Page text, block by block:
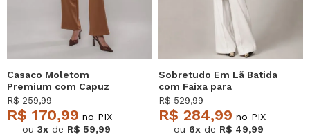
Casaco Moletom
Premium com Capuz
Caramelo Salvatore
R$ 259,99
R$ 170,99 no PIX
ou 3x de R$ 59,99
Sobretudo Em Lã Batida
com Faixa para
Amarração Vinho
Salvatore
R$ 529,99
R$ 284,99 no PIX
ou 6x de R$ 49,99